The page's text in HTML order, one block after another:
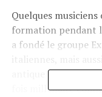
Quelques
formation pendant
a fondé le groupe
antique et son
fois millénaire